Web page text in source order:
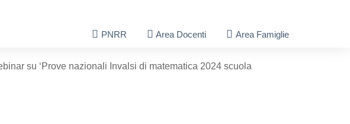
PNRR Area Docenti Area Famiglie
su ‘Prove nazionali Invalsi di matematica 2024 scuola